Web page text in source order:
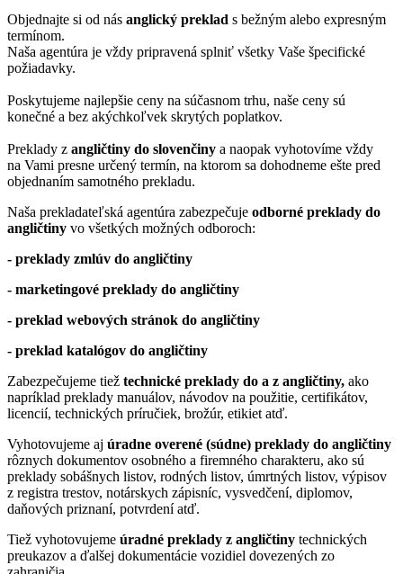
Objednajte si od nás anglický preklad s bežným alebo expresným
termínom.
Naša agentúra je vždy pripravená splniť všetky Vaše špecifické
požiadavky.
Poskytujeme najlepšie ceny na súčasnom trhu, naše ceny sú
konečné a bez akýchkoľvek skrytých poplatkov.
Preklady z angličtiny do slovenčiny a naopak vyhotovíme vždy
na Vami presne určený termín, na ktorom sa dohodneme ešte pred
objednaním samotného prekladu.
Naša prekladateľská agentúra zabezpečuje odborné preklady do
angličtiny vo všetkých možných odboroch:
- preklady zmlúv do angličtiny
- marketingové preklady do angličtiny
- preklad webových stránok do angličtiny
- preklad katalógov do angličtiny
Zabezpečujeme tiež technické preklady do a z angličtiny, ako
napríklad preklady manuálov, návodov na použitie, certifikátov,
licencií, technických príručiek, brožúr, etikiet atď.
Vyhotovujeme aj úradne overené (súdne) preklady do angličtiny
rôznych dokumentov osobného a firemného charakteru, ako sú
preklady sobášnych listov, rodných listov, úmrtných listov, výpisov
z registra trestov, notárskych zápisníc, vysvedčení, diplomov,
daňových priznaní, potvrdení atď.
Tiež vyhotovujeme úradné preklady z angličtiny technických
preukazov a ďalšej dokumentácie vozidiel dovezených zo